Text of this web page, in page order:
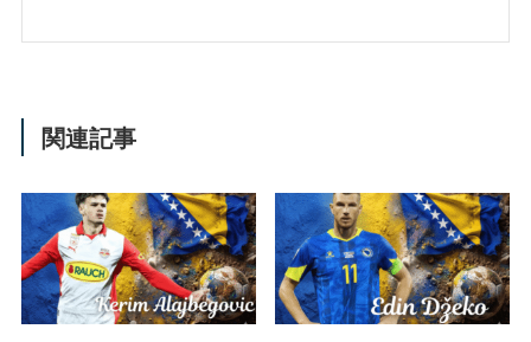
関連記事